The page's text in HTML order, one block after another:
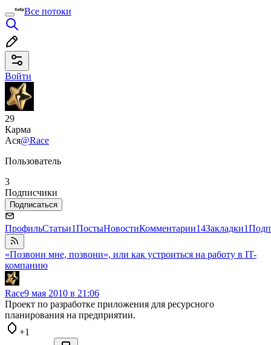
Все потоки
Войти
29
Карма
Ася@Race
Пользователь
3
Подписчики
Подписаться
ПрофильСтатьи1ПостыНовостиКомментарии14Закладки1
«Позвони мне, позвони», или как устроиться на работу в IT-
компанию
Race9 мая 2010 в 21:06
Проект по разработке приложения для ресурсного
планирования на предприятии.
+1